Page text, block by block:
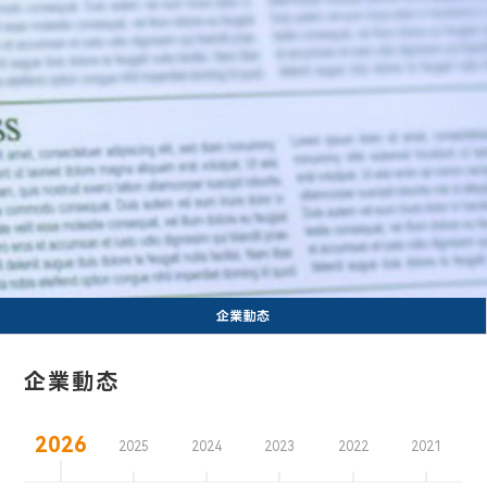
企業動态
企業動态
2026 2025 2024 2023 2022 2021